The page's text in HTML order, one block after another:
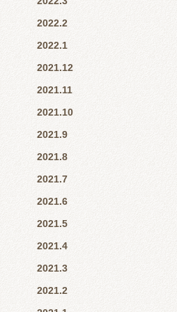
2022.2
2022.1
2021.12
2021.11
2021.10
2021.9
2021.8
2021.7
2021.6
2021.5
2021.4
2021.3
2021.2